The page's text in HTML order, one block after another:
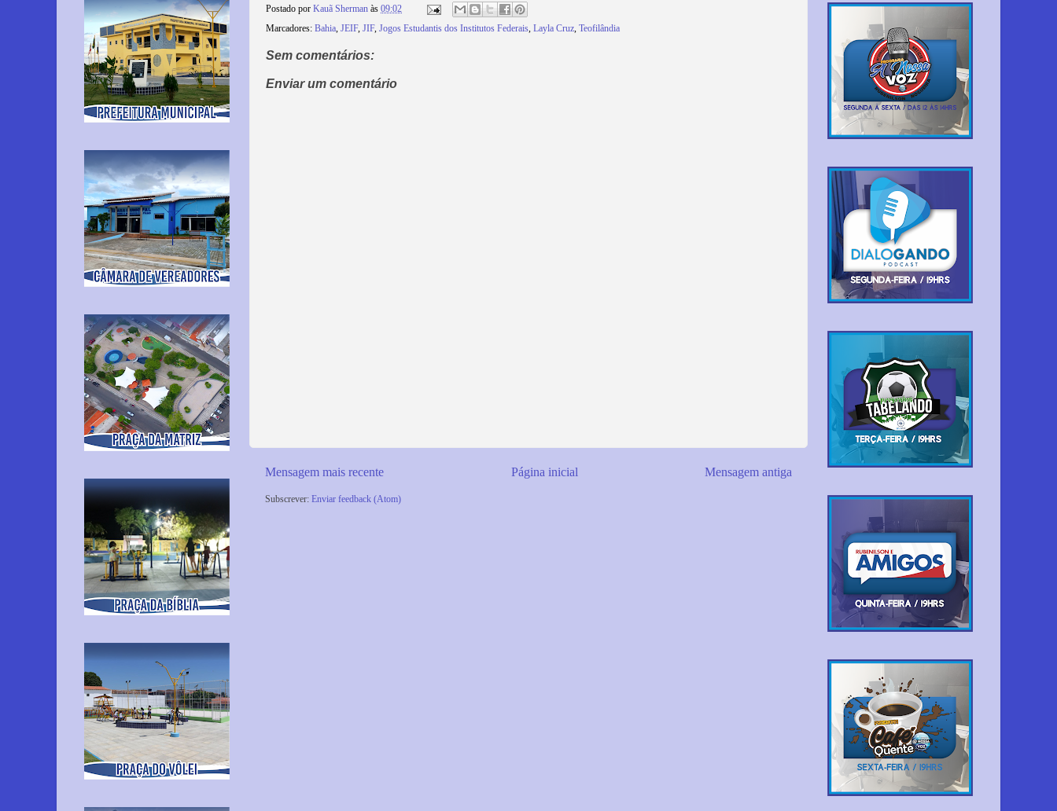
Postado por Kauã Sherman às 09:02
Marcadores: Bahia, JEIF, JIF, Jogos Estudantis dos Institutos Federais, Layla Cruz, Teofilândia
Sem comentários:
Enviar um comentário
Mensagem mais recente Mensagem antiga
Página inicial
Subscrever: Enviar feedback (Atom)